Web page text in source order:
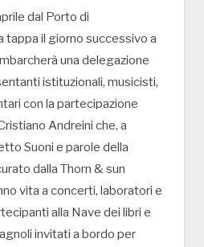
dal Porto di
tappa il giorno successivo a
una delegazione
istituzionali, musicisti,
con la partecipazione
Andreini che, a
Suoni e parole della
dalla Thorn & sun
vita a concerti, laboratori e
alla Nave dei libri e
invitati a bordo per